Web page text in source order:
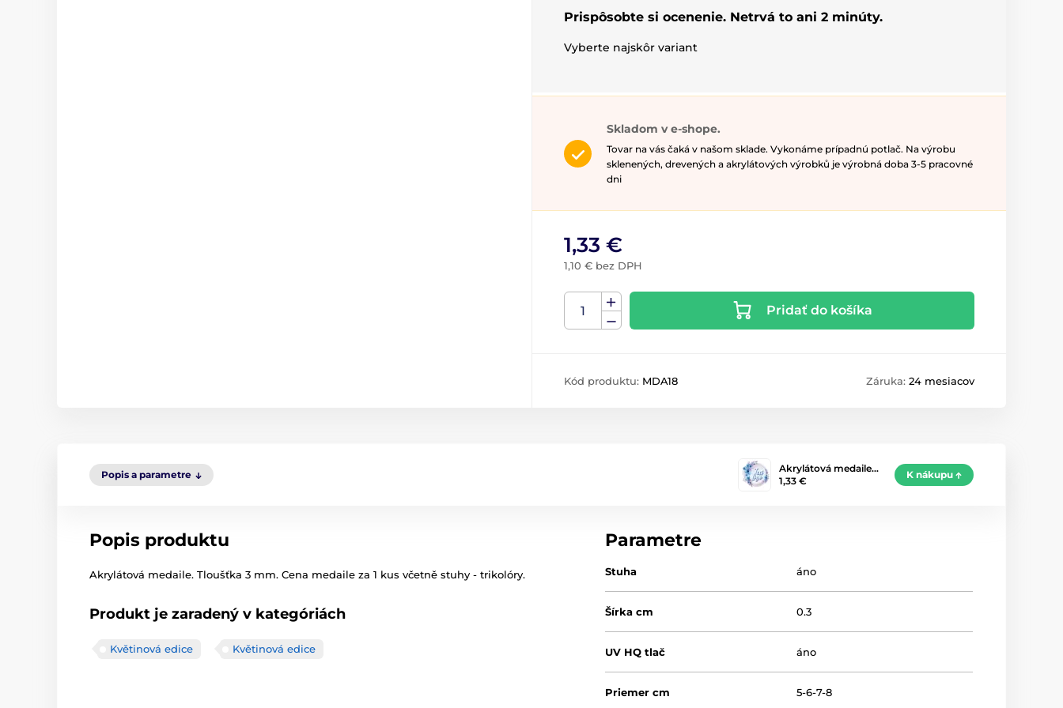
Prispôsobte si ocenenie. Netrvá to ani 2 minúty.
Vyberte najskôr variant
Skladom v e-shope.
Tovar na vás čaká v našom sklade. Vykonáme prípadnú potlač. Na výrobu
sklenených, drevených a akrylátových výrobků je výrobná doba 3-5 pracovné
dni
1,33 €
1,10 € bez DPH
Pridať do košíka
Kód produktu: MDA18 Záruka: 24 mesiacov
Popis a parametre
Akrylátová medaile…
1,33 €
K nákupu
Popis produktu
Akrylátová medaile. Tloušťka 3 mm. Cena medaile za 1 kus včetně stuhy - trikolóry.
Produkt je zaradený v kategóriách
Květinová edice Květinová edice
Parametre
Stuha áno
Šírka cm 0.3
UV HQ tlač áno
Priemer cm 5-6-7-8